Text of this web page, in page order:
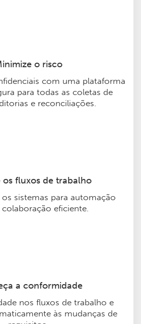
o risco
com uma plataforma
para todas as coletas de
e reconciliações.
os fluxos de trabalho
sistemas para automação
colaboração eficiente.
a conformidade
nos fluxos de trabalho e
às mudanças de